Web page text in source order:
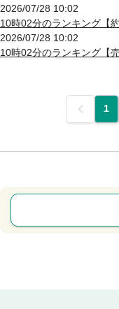
2026/07/28 10:02
10時02分のランキング【
2026/07/28 10:02
10時02分のランキング【
前 1